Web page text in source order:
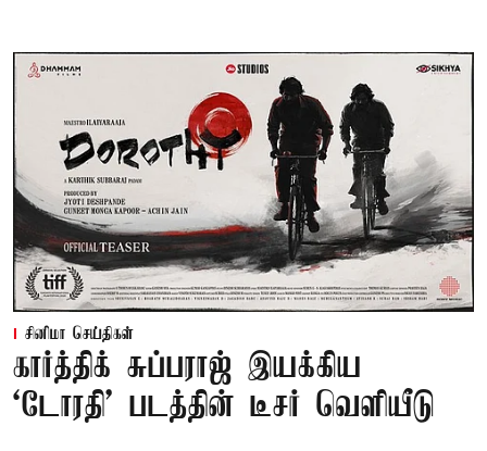
சினிமா செய்திகள்
கார்த்திக் சுப்பராஜ் இயக்கிய
`டோரதி' படத்தின் டீசர் வெளியீடு